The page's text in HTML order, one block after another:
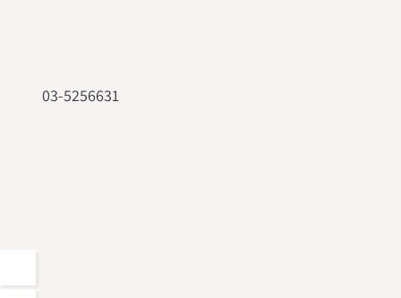
03-5256631